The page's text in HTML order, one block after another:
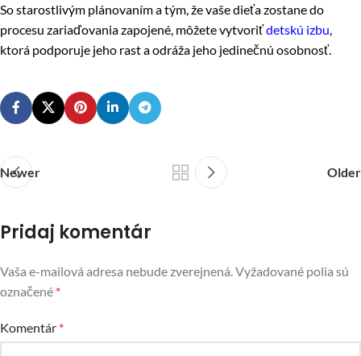
So starostlivým plánovaním a tým, že vaše dieťa zostane do
procesu zariaďovania zapojené, môžete vytvoriťdetskú izbu
ktorá podporuje jeho rast a odráža jeho jedinečnú osobnosť.
Newer Older
Pridaj komentár
Vaša e-mailová adresa nebude zverejnená. Vyžadované polia sú
označené *
Komentár *